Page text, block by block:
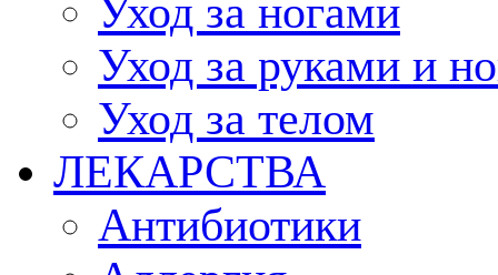
Уход за ногами
Уход за руками и
Уход за телом
ЛЕКАРСТВА
Антибиотики